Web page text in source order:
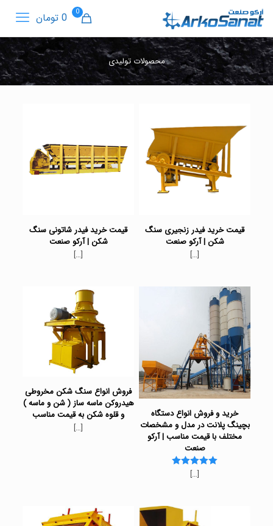
0 0 تومان
محصولات تولیدی
قیمت خرید فیدر زنجیری سنگ
شکن | آرکو صنعت
[…]
قیمت خرید فیدر شاتونی سنگ
شکن | آرکو صنعت
[…]
خرید و فروش انواع دستگاه
بچینگ پلانت در مدل و مشخصات
مختلف با قیمت مناسب | آرکو
صنعت
Rated
[…]
فروش انواع سنگ شکن مخروطی
هیدروکن ماسه ساز ( شن و ماسه )
و قلوه شکن به قیمت مناسب
[…]